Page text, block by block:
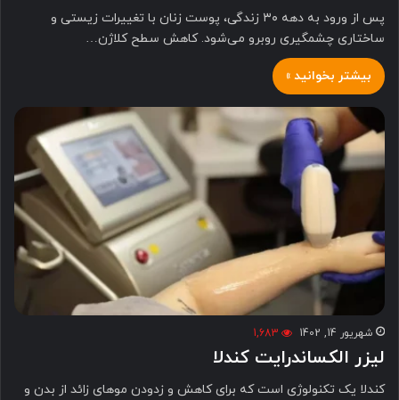
پس از ورود به دهه ۳۰ زندگی، پوست زنان با تغییرات زیستی و
ساختاری چشمگیری روبرو می‌شود. کاهش سطح کلاژن…
بیشتر بخوانید »
شهریور 14, 1402 1,683
لیزر الکساندرایت کندلا
کندلا یک تکنولوژی است که برای کاهش و زدودن موهای زائد از بدن و